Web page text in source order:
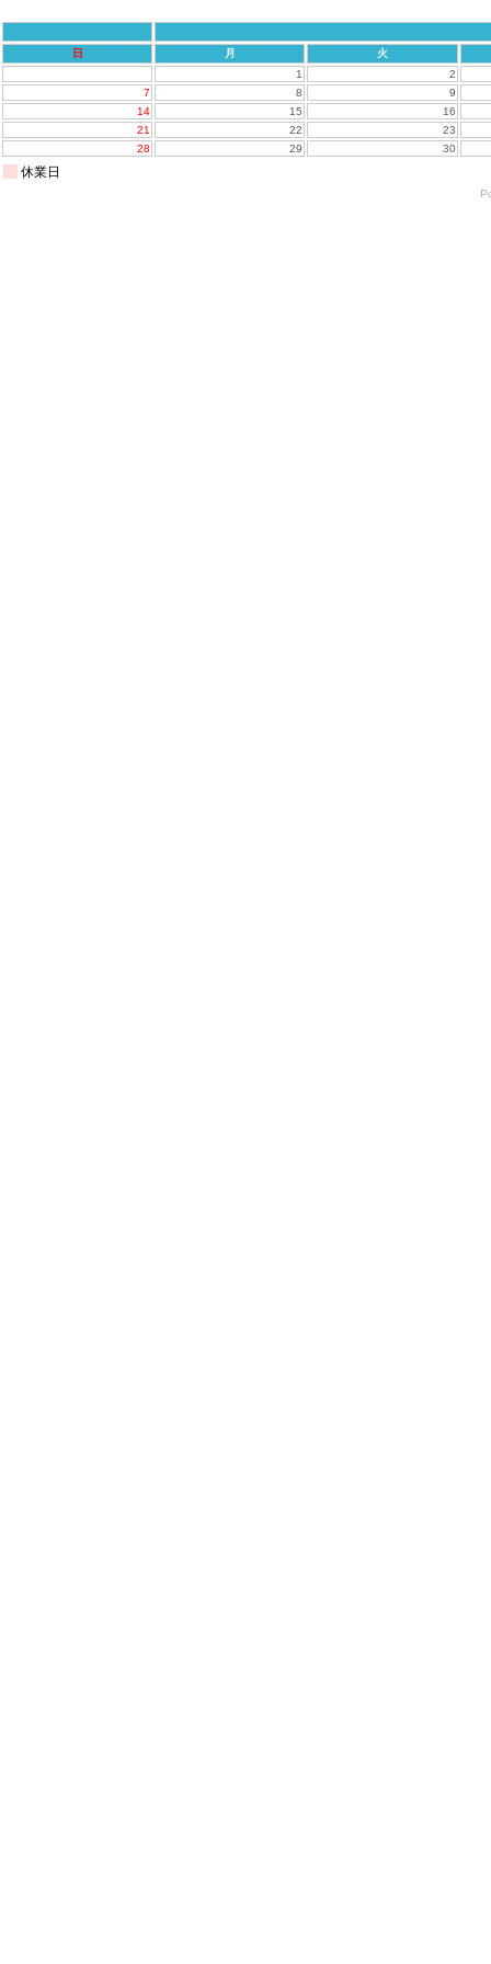
日 月
火
1
2
7
8
9
14
15
16
21
22
23
28
29 30
休業日